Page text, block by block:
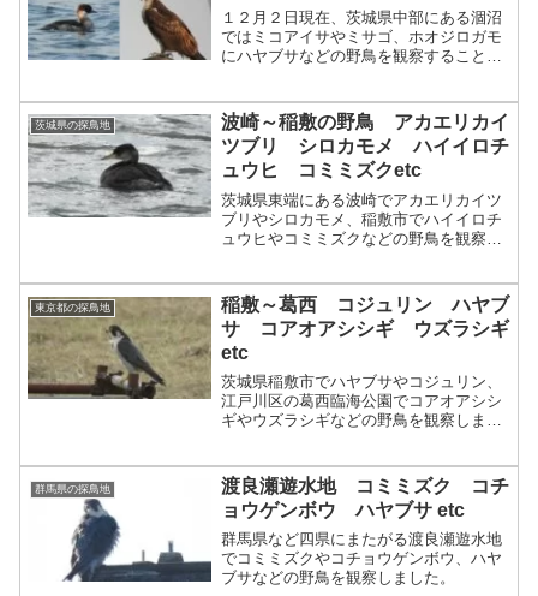
１２月２日現在、茨城県中部にある涸沼
ではミコアイサやミサゴ、ホオジロガモ
にハヤブサなどの野鳥を観察することが
茨城県の探鳥地
波崎～稲敷の野鳥 アカエリカイ
ツブリ シロカモメ ハイイロチ
ュウヒ コミミズクetc
茨城県東端にある波崎でアカエリカイツ
ブリやシロカモメ、稲敷市でハイイロチ
ュウヒやコミミズクなどの野鳥を観察し
東京都の探鳥地
稲敷～葛西 コジュリン ハヤブ
サ コアオアシシギ ウズラシギ
etc
茨城県稲敷市でハヤブサやコジュリン、
江戸川区の葛西臨海公園でコアオアシシ
ギやウズラシギなどの野鳥を観察しまし
群馬県の探鳥地
渡良瀬遊水地 コミミズク コチ
ョウゲンボウ ハヤブサ etc
群馬県など四県にまたがる渡良瀬遊水地
でコミミズクやコチョウゲンボウ、ハヤ
ブサなどの野鳥を観察しました。